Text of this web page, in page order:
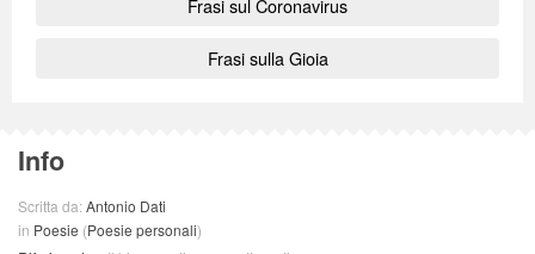
Frasi sul Coronavirus
Frasi sulla Gioia
Info
Scritta da:Antonio Dati
in Poesie (Poesie personali)